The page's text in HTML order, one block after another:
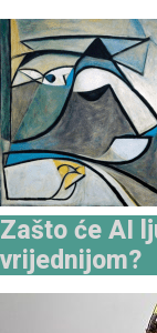
Zašto će AI
vrijednijom?